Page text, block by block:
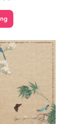
hữu hệ thống máy
lượng hình